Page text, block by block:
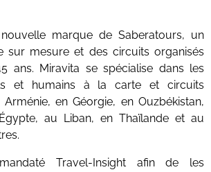
marque de Saberatours, un
sur mesure et des circuits organisés
ans. Miravita se spécialise dans les
et humains à la carte et circuits
en Géorgie, en Ouzbékistan,
au Liban, en Thaïlande et au
Travel-Insight afin de les